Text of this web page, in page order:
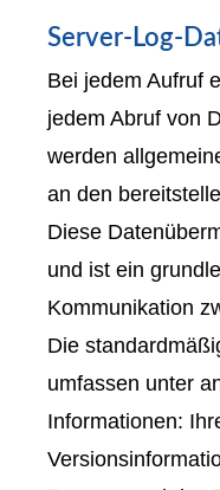
Server-Log-
Bei jedem Aufruf
jedem Abruf von
werden
an den
Diese
und ist ein
Kommunikation
Die
umfassen unter
Informationen: